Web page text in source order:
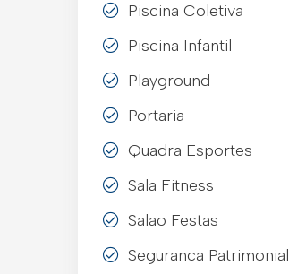
Piscina Coletiva
Piscina Infantil
Playground
Portaria
Quadra Esportes
Sala Fitness
Salao Festas
Seguranca Patrimonial